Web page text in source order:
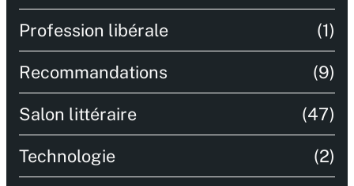
Profession libérale (1)
Recommandations (9)
Salon littéraire (47)
Technologie (2)